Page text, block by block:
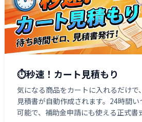
⏱️秒速！カート見積もり
気になる商品をカートに入れるだけで
見積書が自動作成されます。24時間い
可能で、補助金申請にも使える正式書